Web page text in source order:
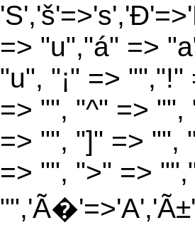
=> "u","á" =>
"u", "¡" =>
=> "", "^" => "",
=> "", "]" => "",
=> "", ">" =>